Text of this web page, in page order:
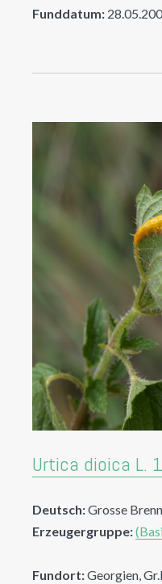
Funddatum:
Urtica dioica L.
Deutsch:Grosse
Erzeugergruppe:
Fundort:Georgien,